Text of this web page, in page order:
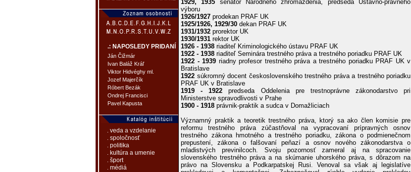
.: NAPOSLEDY PRIDANÍ
Ján Čižmár
Ivan Baláž Kráľ
Viktor Hidvéghy ml.
Jozef Majerčík
Róbert Bezák
Ondrej Francisci
Pavel Kapusta
. veda a vzdelanie
. spoločnosť
. politika
. kultúra a umenie
. šport
. médiá
1929, 1935 senátor Národného zhromaždenia, predseda Ústavno-právneho
výboru
1926/1927 prodekan PRAF UK
1925/1926, 1929/30 dekan PRAF UK
1931/1932 prorektor UK
1930/1931 rektor UK
1926 - 1938 riaditeľ Kriminologického ústavu PRAF UK
1922 - 1938 riaditeľ Seminára trestného práva a trestného poriadku PRAF UK
1922 - 1939 riadny profesor trestného práva a trestného poriadku PRAF UK v
Bratislave
1922 súkromný docent československého trestného práva a trestného poriadku
PRAF UK v Bratislave
1919 - 1922 predseda Oddelenia pre trestnoprávne zákonodarstvo pri
Ministerstve spravodlivosti v Prahe
1900 - 1918 právnik-praktik a sudca v Domažliciach
Významný praktik a teoretik trestného práva, ktorý sa ako člen komisie pre
reformu trestného práva zúčastňoval na vypracovaní prípravných osnov
trestného zákona hmotného a trestného poriadku, zákona o podmienečnom
prepustení, zákona o falšovaní peňazí a osnov nového zákonodarstva o
mladistvých previnilcoch. Svoju pozornosť zameral aj na spracovanie
slovenského trestného práva a na skúmanie uhorského práva, s dôrazom na
právo na Slovensku a Podkarpatskej Rusi. Venoval sa však aj legislatíve